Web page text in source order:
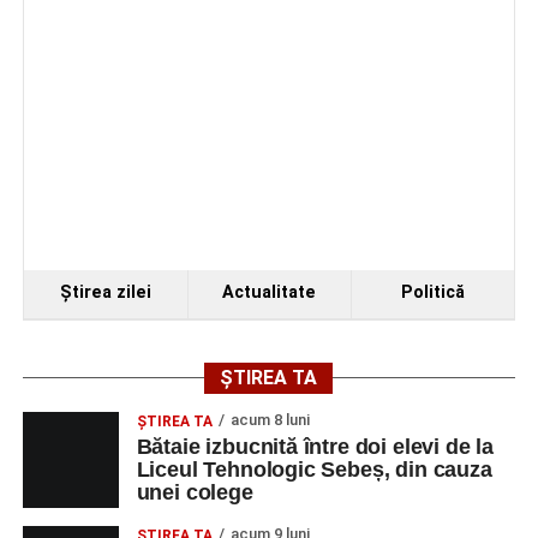
Ştirea zilei Actualitate Politică
ȘTIREA TA
ŞTIREA TA acum 8 luni
Bătaie izbucnită între doi elevi de la
Liceul Tehnologic Sebeș, din cauza
unei colege
acum 9 luni